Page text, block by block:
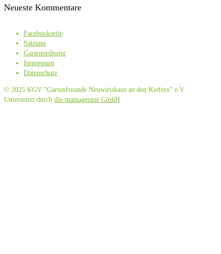
Neueste Kommentare
Facebookseite
Satzung
Gartenordnung
Impressum
Datenschutz
© 2025 KGV "Gartenfreunde Neuwirtshaus an den Kiefern" e.V.
Unterstützt durch die mainagentur GmbH